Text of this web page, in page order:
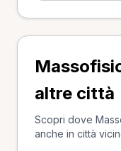
altre città
Scopri dove
anche in città